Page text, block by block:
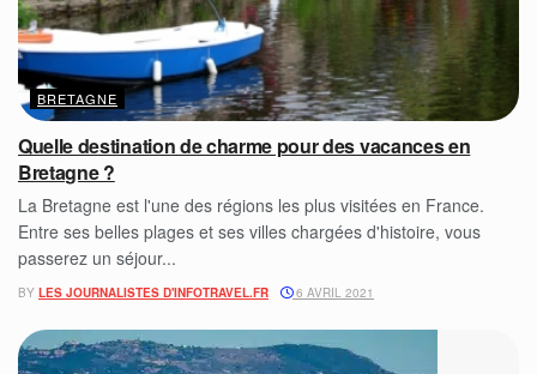
BRETAGNE
Quelle destination de charme pour des vacances en
Bretagne ?
La Bretagne est l'une des régions les plus visitées en France.
Entre ses belles plages et ses villes chargées d'histoire, vous
passerez un séjour...
BY LES JOURNALISTES D'INFOTRAVEL.FR 6 AVRIL 2021